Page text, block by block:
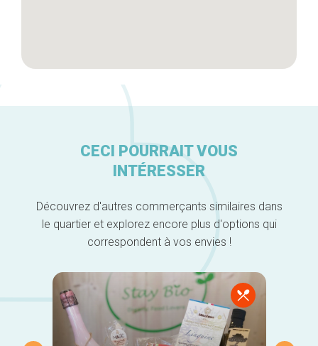
CECI POURRAIT VOUS
INTÉRESSER
Découvrez d'autres commerçants similaires dans
le quartier et explorez encore plus d'options qui
correspondent à vos envies !